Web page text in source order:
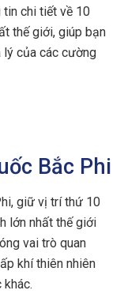
tin chi tiết về 10
thế giới, giúp bạn
lý của các cường
Bắc Phi
giữ vị trí thứ 10
lớn nhất thế giới
vai trò quan
khí thiên nhiên
khác.